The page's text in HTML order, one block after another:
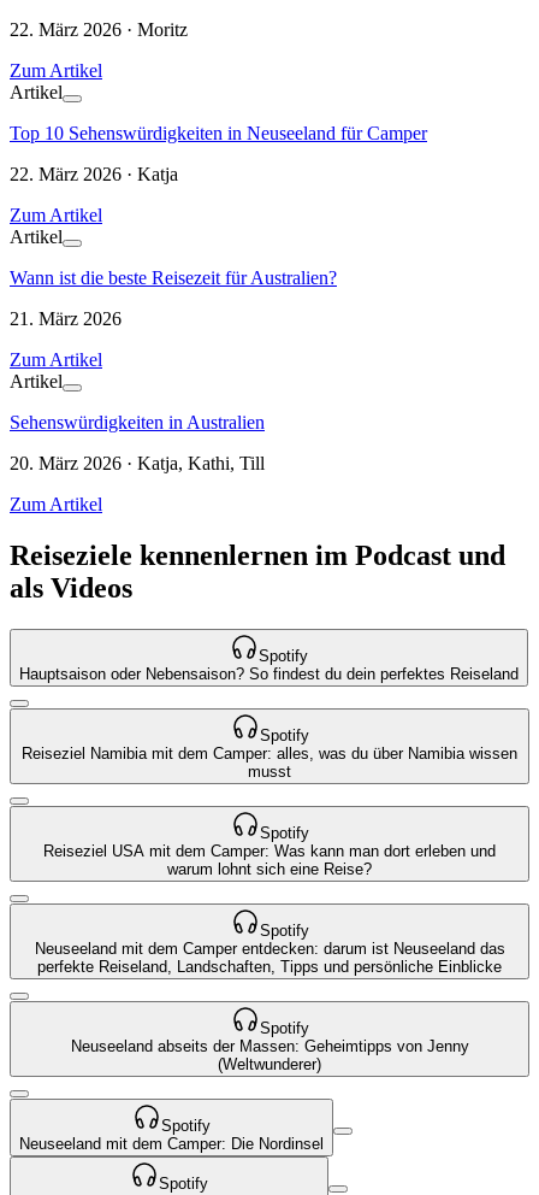
22. März 2026 · Moritz
Zum Artikel
Artikel
Top 10 Sehenswürdigkeiten in Neuseeland für Camper
22. März 2026 · Katja
Zum Artikel
Artikel
Wann ist die beste Reisezeit für Australien?
21. März 2026
Zum Artikel
Artikel
Sehenswürdigkeiten in Australien
20. März 2026 · Katja, Kathi, Till
Zum Artikel
Reiseziele kennenlernen im Podcast und
als Videos
Spotify
Hauptsaison oder Nebensaison? So findest du dein perfektes Reiseland
Spotify
Reiseziel Namibia mit dem Camper: alles, was du über Namibia wissen
musst
Spotify
Reiseziel USA mit dem Camper: Was kann man dort erleben und
warum lohnt sich eine Reise?
Spotify
Neuseeland mit dem Camper entdecken: darum ist Neuseeland das
perfekte Reiseland, Landschaften, Tipps und persönliche Einblicke
Spotify
Neuseeland abseits der Massen: Geheimtipps von Jenny
(Weltwunderer)
Spotify
Neuseeland mit dem Camper: Die Nordinsel
Spotify